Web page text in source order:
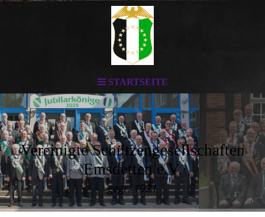
STARTSEITE
Vereinigte Schützengesellschaften
Emsdetten e.V.
gegr. 1921